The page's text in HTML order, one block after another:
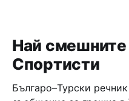
Най смешните
Спортисти
Българо–Турски речник Error! (заглавие на